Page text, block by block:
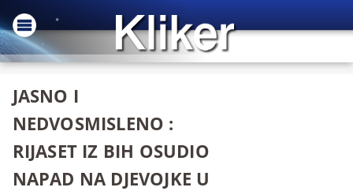
JASNO I
NEDVOSMISLENO :
RIJASET IZ BIH OSUDIO
NAPAD NA DJEVOJKE U